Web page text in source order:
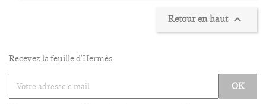
Retour en haut 
Recevez la feuille d'Hermès